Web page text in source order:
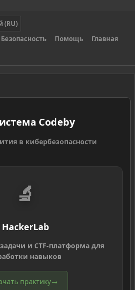
(RU)
Безопасность Помощь Главная
Codeby
в кибербезопасности
🔬
HackerLab
и CTF-платформа для
навыков
практику→